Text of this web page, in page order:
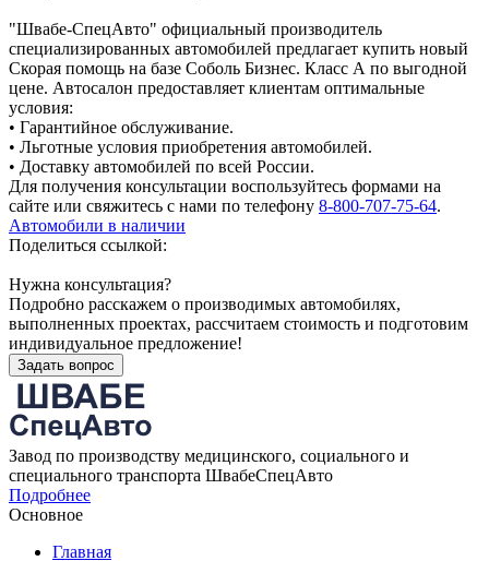
"Швабе-СпецАвто" официальный производитель
специализированных автомобилей предлагает купить новый
Скорая помощь на базе Соболь Бизнес. Класс А по выгодной
цене. Автосалон предоставляет клиентам оптимальные
условия:
• Гарантийное обслуживание.
• Льготные условия приобретения автомобилей.
• Доставку автомобилей по всей России.
Для получения консультации воспользуйтесь формами на
сайте или свяжитесь с нами по телефону 8-800-707-75-64.
Автомобили в наличии
Поделиться ссылкой:
Нужна консультация?
Подробно расскажем о производимых автомобилях,
выполненных проектах, рассчитаем стоимость и подготовим
индивидуальное предложение!
Задать вопрос
Завод по производству медицинского, социального и
специального транспорта ШвабеСпецАвто
Подробнее
Основное
Главная